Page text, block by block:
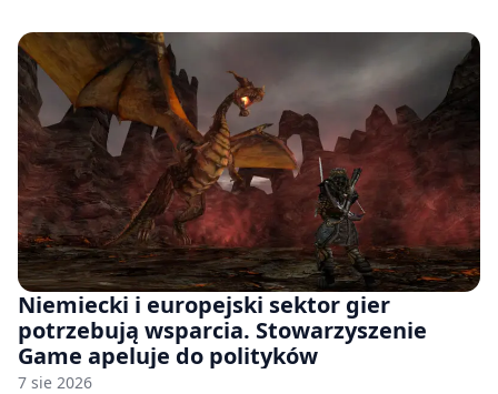
Niemiecki i europejski sektor gier
potrzebują wsparcia. Stowarzyszenie
Game apeluje do polityków
7 sie 2026